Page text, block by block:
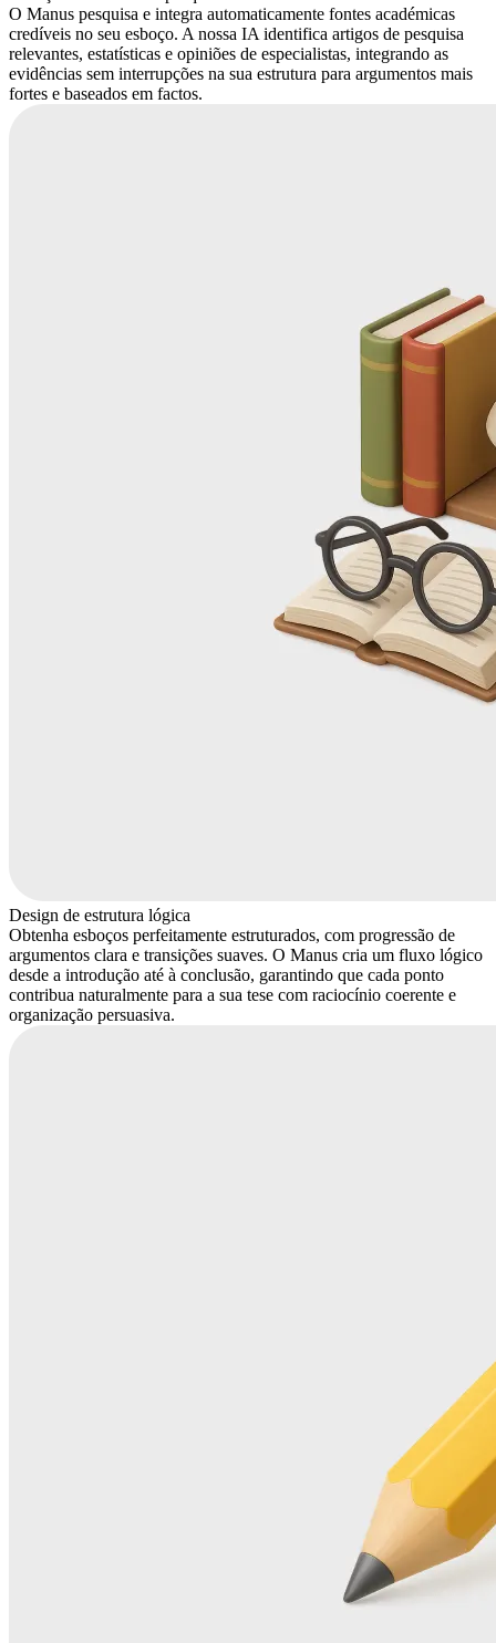
O Manus pesquisa e integra automaticamente fontes académicas
credíveis no seu esboço. A nossa IA identifica artigos de pesquisa
relevantes, estatísticas e opiniões de especialistas, integrando as
evidências sem interrupções na sua estrutura para argumentos mais
fortes e baseados em factos.
Design de estrutura lógica
Obtenha esboços perfeitamente estruturados, com progressão de
argumentos clara e transições suaves. O Manus cria um fluxo lógico
desde a introdução até à conclusão, garantindo que cada ponto
contribua naturalmente para a sua tese com raciocínio coerente e
organização persuasiva.